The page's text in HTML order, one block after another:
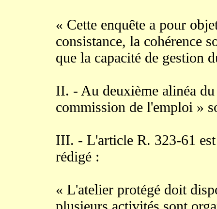
« Cette enquête a pour
consistance, la cohérence
que la capacité de gestion
II. - Au deuxième alinéa
commission de l'emploi »
III. - L'article R. 323-61
rédigé :
« L'atelier protégé doit